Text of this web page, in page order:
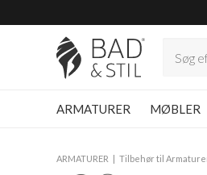
ARMATURER MØBLER
ARMATURER Tilbehør til